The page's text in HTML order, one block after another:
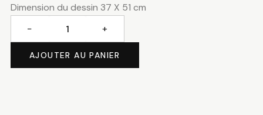
Dimension du dessin 37 X 51 cm
Le
− +
AJOUTER AU PANIER